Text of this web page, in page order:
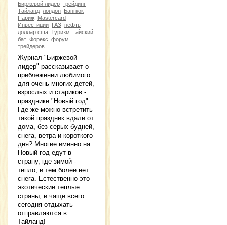
Биржевой лидер трейдинг
Тайланд лондон
Бангкок
Париж Mastercard
Инвестиции
ГАЗ нефть
доллар сша Туризм тайский
бат Форекс форум
трейдеров
Журнал "Биржевой
лидер" рассказывает о
приблежении любимого
для очень многих детей,
взрослых и стариков -
празднике "Новый год".
Где же можно встретить
такой праздник вдали от
дома, без серых будней,
снега, ветра и короткого
дня? Многие именно на
Новый год едут в
страну, где зимой -
тепло, и тем более нет
снега. Естественно это
экотические теплые
страны, и чаще всего
сегодня отдыхать
отправляются в
Тайланд!